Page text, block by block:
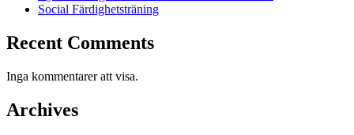
Social Färdighetsträning
Recent Comments
Inga kommentarer att visa.
Archives